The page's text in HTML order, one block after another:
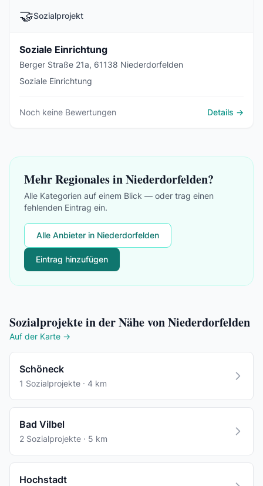
🤝Sozialprojekt
Soziale Einrichtung
Berger Straße 21a, 61138 Niederdorfelden
Soziale Einrichtung
Noch keine Bewertungen Details →
Mehr Regionales in Niederdorfelden?
Alle Kategorien auf einem Blick — oder trag einen
fehlenden Eintrag ein.
Alle Anbieter in Niederdorfelden
Eintrag hinzufügen
Sozialprojekte in der Nähe von Niederdorfelden
Auf der Karte →
Schöneck
1 Sozialprojekte · 4 km
Bad Vilbel
2 Sozialprojekte · 5 km
Hochstadt